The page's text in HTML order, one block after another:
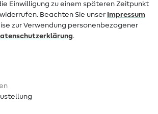
Einwilligung zu einem späteren Zeitpunkt
Beachten Sie unser Impressum
zur Verwendung personenbezogener
.